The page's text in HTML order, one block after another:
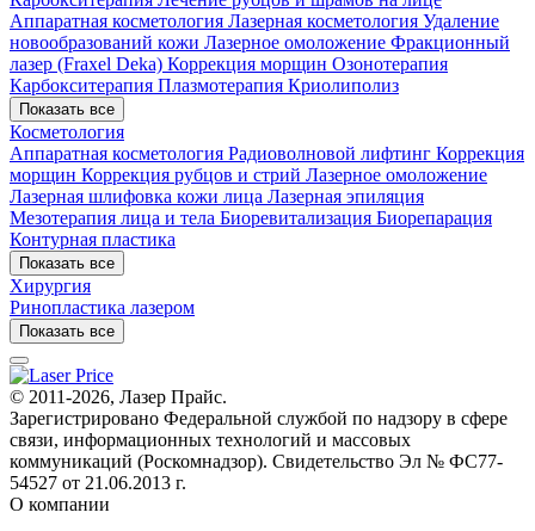
Аппаратная косметология Лазерная косметология Удаление
новообразований кожи Лазерное омоложение Фракционный
лазер (Fraxel Deka) Коррекция морщин Озонотерапия
Карбокситерапия Плазмотерапия Криолиполиз
Показать все
Косметология
Аппаратная косметология Радиоволновой лифтинг Коррекция
морщин Коррекция рубцов и стрий Лазерное омоложение
Лазерная шлифовка кожи лица Лазерная эпиляция
Мезотерапия лица и тела Биоревитализация Биорепарация
Контурная пластика
Показать все
Хирургия
Ринопластика лазером
Показать все
© 2011-2026, Лазер Прайс.
Зарегистрировано Федеральной службой по надзору в сфере
связи, информационных технологий и массовых
коммуникаций (Роскомнадзор). Свидетельство Эл № ФС77-
54527 от 21.06.2013 г.
О компании